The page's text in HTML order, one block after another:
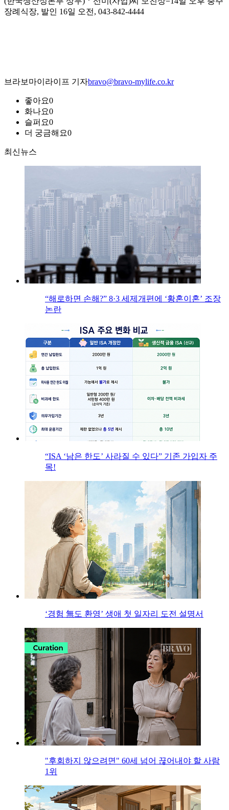
장례식장, 발인 16일 오전, 043-842-4444
브라보마이라이프 기자bravo@bravo-mylife.co.kr
좋아요0
화나요0
슬퍼요0
더 궁금해요0
최신뉴스
“해로하면 손해?” 8·3 세제개편에 ‘황혼이혼’ 조장
논란
“ISA ‘남은 한도’ 사라질 수 있다” 기존 가입자 주
목!
‘경험 無도 환영’ 생애 첫 일자리 도전 설명서
"후회하지 않으려면" 60세 넘어 끊어내야 할 사람
1위